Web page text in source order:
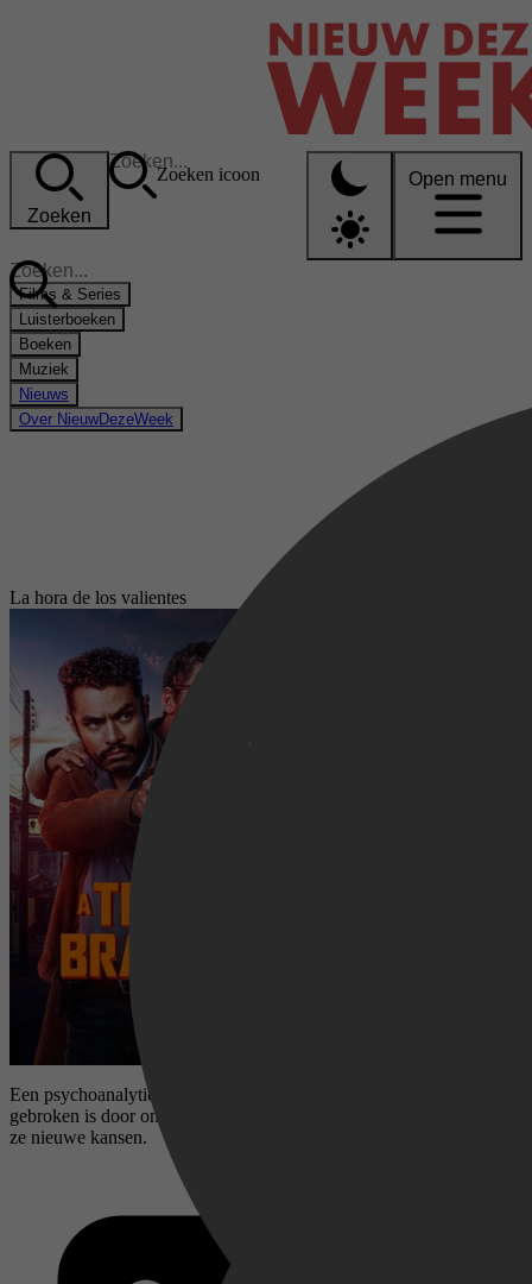
Zoeken
Zoeken icoon Open menu
Films & Series
Luisterboeken
Boeken
Muziek
Nieuws
Over NieuwDezeWeek
La hora de los valientes
Een psychoanalyticus die een taakstraf uitvoert, helpt een agent die
gebroken is door ontrouw; samen trotseren ze gevaren en ontdekken
ze nieuwe kansen.